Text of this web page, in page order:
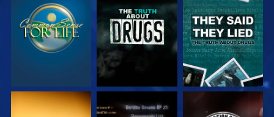
GUARDA GUARDA GUARDA